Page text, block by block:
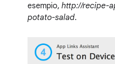
esempio, http://recipe-
potato-salad.